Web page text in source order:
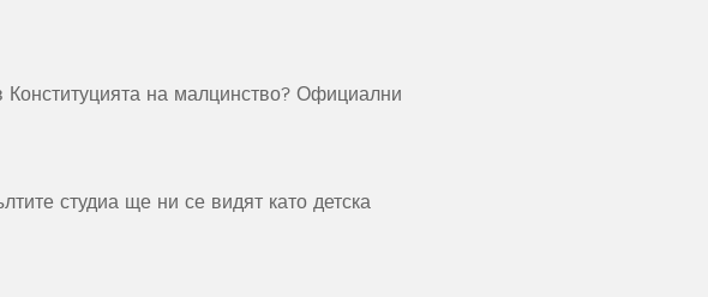
на малцинство? Официални
студиа ще ни се видят като детска